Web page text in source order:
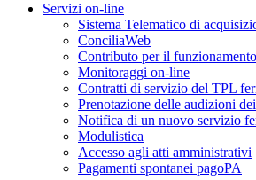
Servizi on-line
Sistema Telematico di
ConciliaWeb
Contributo per il
Monitoraggi on-line
Contratti di servizio del TPL
Prenotazione delle audizioni
Notifica di un nuovo servizio
Modulistica
Accesso agli atti amministrativi
Pagamenti spontanei pagoPA